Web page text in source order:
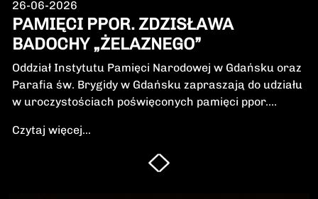
26-06-2026
PAMIĘCI PPOR. ZDZISŁAWA
BADOCHY „ŻELAZNEGO”
Oddział Instytutu Pamięci Narodowej w Gdańsku oraz
Parafia św. Brygidy w Gdańsku zapraszają do udziału
w uroczystościach poświęconych pamięci ppor.
Wileńskiej Brygady Armii Krajowej, dowódcy 5.
szwadronu podczas walk na Pomorzu, jednego z
najbardziej zasłużonych żołnierzy polskiego podziemia
Czytaj więcej...